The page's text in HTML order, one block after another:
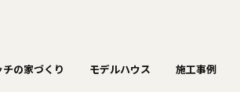
の家づくり モデルハウス 施工事例